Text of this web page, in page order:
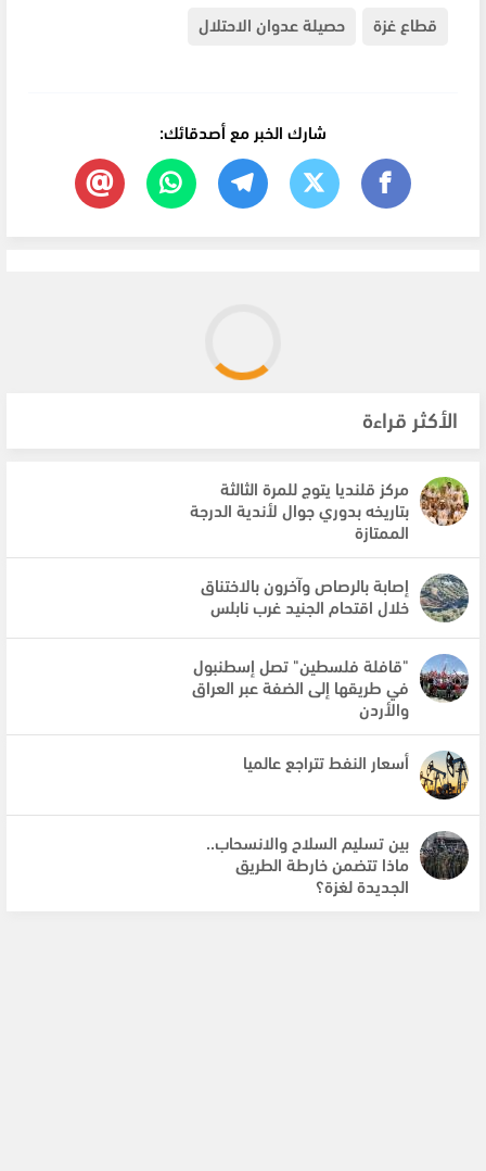
قطاع غزة حصيلة عدوان الاحتلال
شارك الخبر مع أصدقائك:
الأكثر قراءة
مركز قلنديا يتوج للمرة الثالثة
بتاريخه بدوري جوال لأندية الدرجة
الممتازة
إصابة بالرصاص وآخرون بالاختناق
خلال اقتحام الجنيد غرب نابلس
"قافلة فلسطين" تصل إسطنبول
في طريقها إلى الضفة عبر العراق
والأردن
أسعار النفط تتراجع عالميا
بين تسليم السلاح والانسحاب..
ماذا تتضمن خارطة الطريق
الجديدة لغزة؟